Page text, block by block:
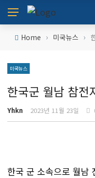
Home › 미국뉴스 ›
미국뉴스
한국군 월남 참전
Yhkn 2023년 11월 23일
한국 군 소속으로 월남